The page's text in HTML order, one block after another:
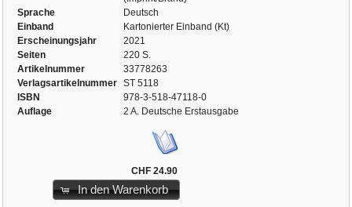
Sprache
Deutsch
Einband
Kartonierter Einband (Kt)
Erscheinungsjahr
2021
Seiten
220 S.
Artikelnummer
33778263
Verlagsartikelnummer
ST 5118
ISBN
978-3-518-47118-0
Auflage
2 A. Deutsche Erstausgabe
CHF 24.90
In den Warenkorb